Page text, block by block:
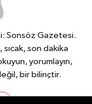
Sonsöz Gazetesi.
son dakika
yorumlayın,
bir bilinçtir.